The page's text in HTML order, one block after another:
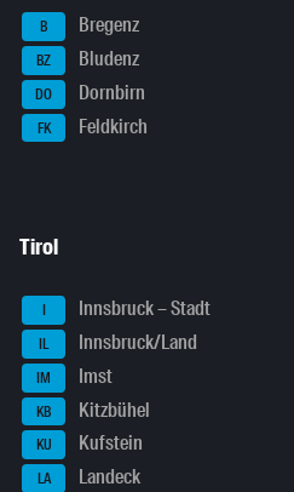
B Bregenz
BZ Bludenz
DO Dornbirn
FK Feldkirch
Tirol
I Innsbruck – Stadt
IL Innsbruck/Land
IM Imst
KB Kitzbühel
KU Kufstein
LA Landeck